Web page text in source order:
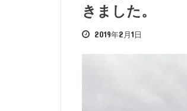
きました。
2019年2月1日